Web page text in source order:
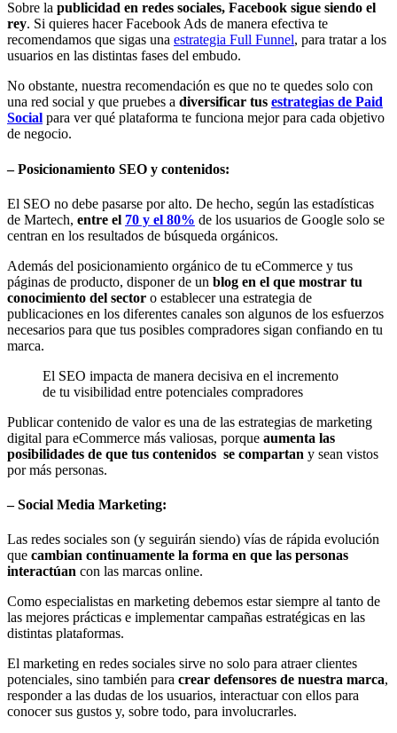
Sobre la publicidad en redes sociales, Facebook sigue siendo el
rey. Si quieres hacer Facebook Ads de manera efectiva te
recomendamos que sigas una estrategia Full Funnel, para tratar a los
usuarios en las distintas fases del embudo.
No obstante, nuestra recomendación es que no te quedes solo con
una red social y que pruebes a diversificar tus estrategias de Paid
Social para ver qué plataforma te funciona mejor para cada objetivo
de negocio.
– Posicionamiento SEO y contenidos:
El SEO no debe pasarse por alto. De hecho, según las estadísticas
de Martech, entre el 70 y el 80% de los usuarios de Google solo se
centran en los resultados de búsqueda orgánicos.
Además del posicionamiento orgánico de tu eCommerce y tus
páginas de producto, disponer de un blog en el que mostrar tu
conocimiento del sector o establecer una estrategia de
publicaciones en los diferentes canales son algunos de los esfuerzos
necesarios para que tus posibles compradores sigan confiando en tu
marca.
El SEO impacta de manera decisiva en el incremento
de tu visibilidad entre potenciales compradores
Publicar contenido de valor es una de las estrategias de marketing
digital para eCommerce más valiosas, porque aumenta las
posibilidades de que tus contenidos se compartan y sean vistos
por más personas.
– Social Media Marketing:
Las redes sociales son (y seguirán siendo) vías de rápida evolución
que cambian continuamente la forma en que las personas
interactúan con las marcas online.
Como especialistas en marketing debemos estar siempre al tanto de
las mejores prácticas e implementar campañas estratégicas en las
distintas plataformas.
El marketing en redes sociales sirve no solo para atraer clientes
potenciales, sino también para crear defensores de nuestra marca,
responder a las dudas de los usuarios, interactuar con ellos para
conocer sus gustos y, sobre todo, para involucrarles.